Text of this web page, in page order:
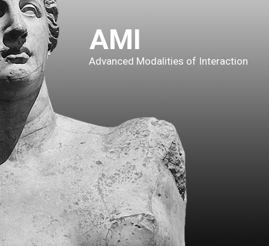
AMIMOVIE
AMITECH
AMICONTEST
NEWS
CONTATTI
PRIVACY POLICY
AMI
Advanced Modalities of Interaction